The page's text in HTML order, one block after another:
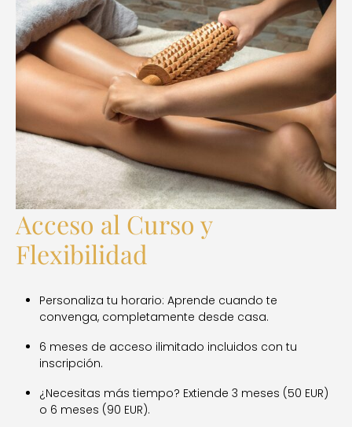
Acceso al Curso y
Flexibilidad
Personaliza tu horario: Aprende cuando te
convenga, completamente desde casa.
6 meses de acceso ilimitado incluidos con tu
inscripción.
¿Necesitas más tiempo? Extiende 3 meses (50 EUR)
o 6 meses (90 EUR).